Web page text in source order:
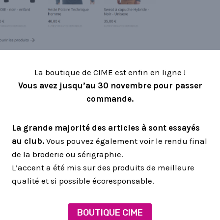
La boutique de CIME est enfin en ligne !
Vous avez jusqu’au 30 novembre pour passer
commande.
La grande majorité des articles à sont essayés
au club. Vous pouvez également voir le rendu final
de la broderie ou sérigraphie.
L’accent a été mis sur des produits de meilleure
qualité et si possible écoresponsable.
BOUTIQUE CIME